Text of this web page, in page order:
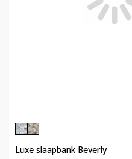
Luxe slaapbank Beverly